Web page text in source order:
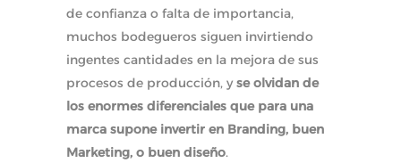
de confianza o falta de importancia,
muchos bodegueros siguen invirtiendo
ingentes cantidades en la mejora de sus
procesos de producción, y se olvidan de
los enormes diferenciales que para una
marca supone invertir en Branding, buen
Marketing, o buen diseño.